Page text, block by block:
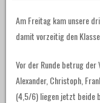
Am Freitag kam unsere
damit vorzeitig den
Vor der Runde betrug
Alexander, Christoph,
(4,5/6) liegen jetzt beide